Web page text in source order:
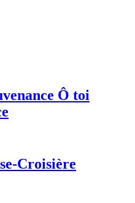
Ô toi
Croisière